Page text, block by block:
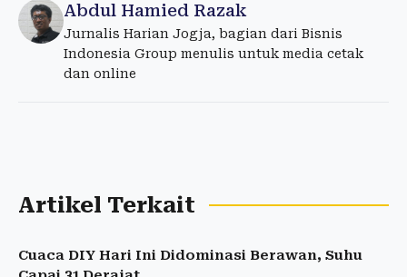
Abdul Hamied Razak
Jurnalis Harian Jogja, bagian dari Bisnis
Indonesia Group menulis untuk media cetak
dan online
Artikel Terkait
Cuaca DIY Hari Ini Didominasi Berawan, Suhu